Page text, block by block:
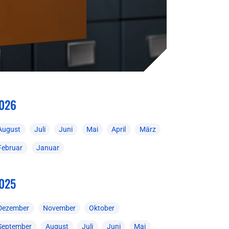
Juli Juni Mai April März
Januar
November Oktober
August Juli Juni Mai